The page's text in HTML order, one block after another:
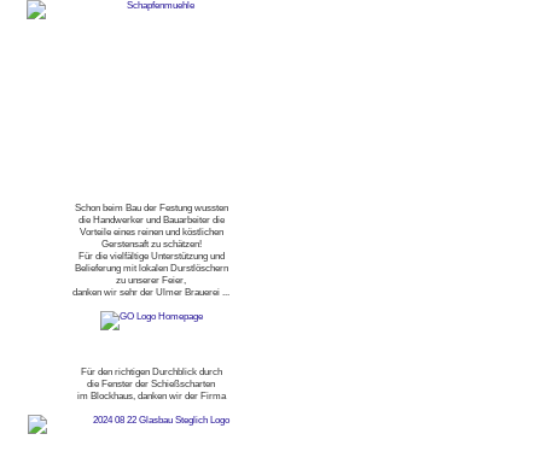
Schon beim Bau der Festung wussten
die Handwerker und Bauarbeiter die
Vorteile eines reinen und köstlichen
Gerstensaft zu schätzen!
Für die vielfältige Unterstützung und
Belieferung mit lokalen Durstlöschern
zu unserer Feier,
danken wir sehr der Ulmer Brauerei ...
Für den richtigen Durchblick durch
die Fenster der Schießscharten
im Blockhaus, danken wir der Firma